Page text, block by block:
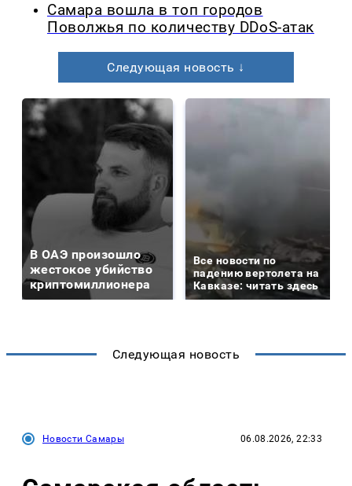
Самара вошла в топ городов
Поволжья по количеству DDoS-атак
Следующая новость ↓
В ОАЭ произошло
жестокое убийство
криптомиллионера
Все новости по
падению вертолета на
Кавказе: читать здесь
Следующая новость
Новости Самары 06.08.2026, 22:33